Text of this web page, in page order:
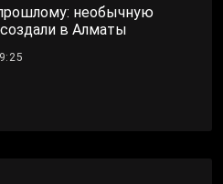
необычную
в Алматы